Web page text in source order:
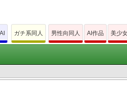
ガチ系同人 男性向同人 AI作品 美少